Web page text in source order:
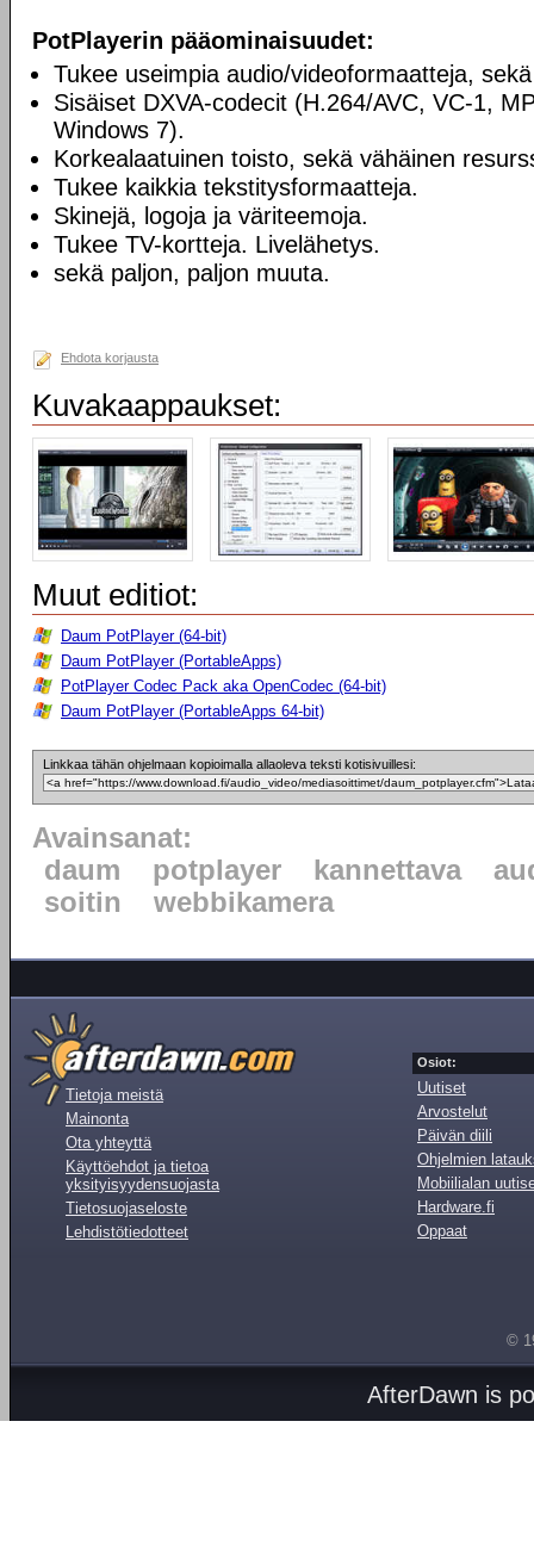
PotPlayerin pääominaisuudet:
Tukee useimpia audio/videoformaatteja,
Sisäiset DXVA-codecit (H.264/AVC, VC-1,
Windows 7).
Korkealaatuinen toisto, sekä vähäinen
Tukee kaikkia tekstitysformaatteja.
Skinejä, logoja ja väriteemoja.
Tukee TV-kortteja. Livelähetys.
sekä paljon, paljon muuta.
Ehdota korjausta
Kuvakaappaukset:
Muut editiot:
Daum PotPlayer (64-bit)
Daum PotPlayer (PortableApps)
PotPlayer Codec Pack aka OpenCodec (64-bit)
Daum PotPlayer (PortableApps 64-bit)
Linkkaa tähän ohjelmaan kopioimalla allaoleva teksti kotisivuillesi:
Avainsanat:
daum
potplayer kannettava
soitin
webbikamera
Tietoja meistä
Mainonta
Ota yhteyttä
Käyttöehdot ja tietoa
yksityisyydensuojasta
Tietosuojaseloste
Lehdistötiedotteet
Osiot:
Uutiset
Arvostelut
Päivän diili
Ohjelmien
Mobiilialan
Hardware.fi
Oppaat
©
AfterDawn is